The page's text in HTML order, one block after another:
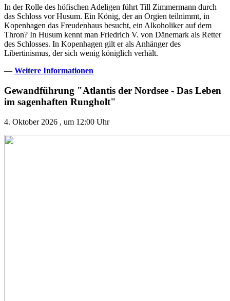
In der Rolle des höfischen Adeligen führt Till Zimmermann durch
das Schloss vor Husum. Ein König, der an Orgien teilnimmt, in
Kopenhagen das Freudenhaus besucht, ein Alkoholiker auf dem
Thron? In Husum kennt man Friedrich V. von Dänemark als Retter
des Schlosses. In Kopenhagen gilt er als Anhänger des
Libertinismus, der sich wenig königlich verhält.
— Weitere Informationen
Gewandführung "Atlantis der Nordsee - Das Leben
im sagenhaften Rungholt"
4. Oktober 2026 , um 12:00 Uhr